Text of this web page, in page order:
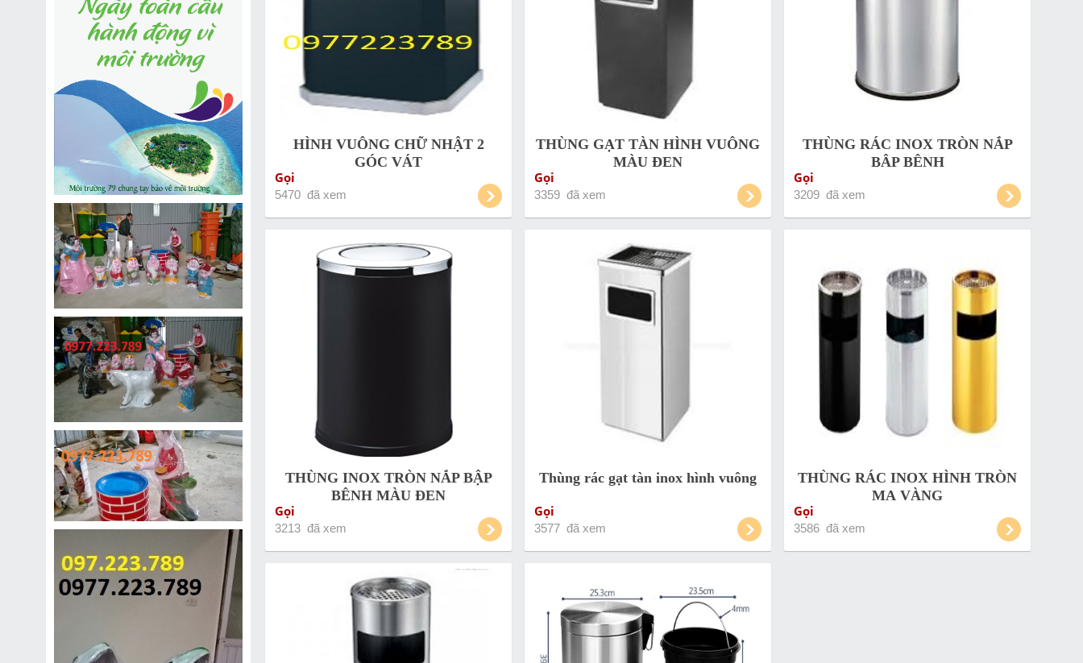
HÌNH VUÔNG CHỮ NHẬT 2
GÓC VÁT
Gọi
5470 đã xem
THÙNG GẠT TÀN HÌNH VUÔNG
MÀU ĐEN
Gọi
3359 đã xem
THÙNG RÁC INOX TRÒN NẮP
BẬP BÊNH
Gọi
3209 đã xem
THÙNG INOX TRÒN NẮP BẬP
BÊNH MÀU ĐEN
Gọi
3213 đã xem
Thùng rác gạt tàn inox hình vuông
Gọi
3577 đã xem
THÙNG RÁC INOX HÌNH TRÒN
MẠ VÀNG
Gọi
3586 đã xem